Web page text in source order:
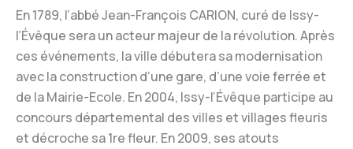
En 1789, l’abbé Jean-François CARION, curé de Issy-
l’Évêque sera un acteur majeur de la révolution. Après
ces événements, la ville débutera sa modernisation
avec la construction d’une gare, d’une voie ferrée et
de la Mairie-Ecole. En 2004, Issy-l’Évêque participe au
concours départemental des villes et villages fleuris
et décroche sa 1re fleur. En 2009, ses atouts